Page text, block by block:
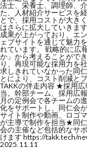
法士、栄養士、調理師、
た、人材紹介サービスを
とで、採用コストが大き
はさらに拡大していきま
成果が上がっており、エ
ェブサイトを通じて魅力
れています。 戦略的に広
か」から考えることがで
り、再現可能な採用力を
求しきれていなかった同
とにより、コスト削減と
TAKKの伴走内容 ★採用
当。幹部チーム、採用広
月の定例会で各チームの
化をサポートし、同仁会
サイト制作や動画、ロゴ
が主導で制作を担当★同
会の主催など包括的なサ
けます https://takk.tech/
2025.11.11